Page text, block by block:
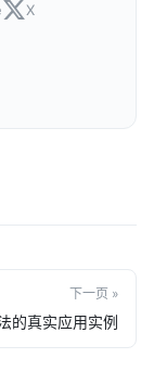
X
下一页 »
的真实应用实例